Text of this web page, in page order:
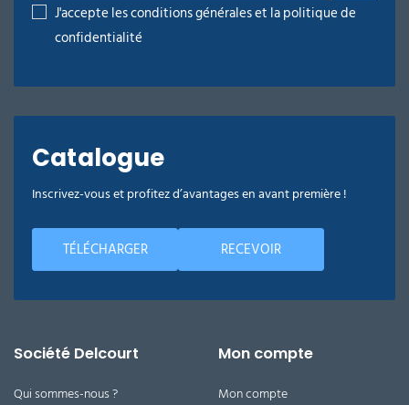
J'accepte les conditions générales et la politique de
confidentialité
Catalogue
Inscrivez-vous et profitez d’avantages en avant première !
TÉLÉCHARGER RECEVOIR
Société Delcourt
Qui sommes-nous ?
Mon compte
Mon compte